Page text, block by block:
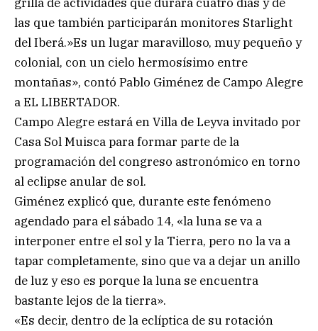
las que también participarán monitores Starlight
del Iberá.»Es un lugar maravilloso, muy pequeño y
colonial, con un cielo hermosísimo entre
montañas», contó Pablo Giménez de Campo Alegre
a EL LIBERTADOR.
Campo Alegre estará en Villa de Leyva invitado por
Casa Sol Muisca para formar parte de la
programación del congreso astronómico en torno
al eclipse anular de sol.
Giménez explicó que, durante este fenómeno
agendado para el sábado 14, «la luna se va a
interponer entre el sol y la Tierra, pero no la va a
tapar completamente, sino que va a dejar un anillo
de luz y eso es porque la luna se encuentra
bastante lejos de la tierra».
«Es decir, dentro de la eclíptica de su rotación